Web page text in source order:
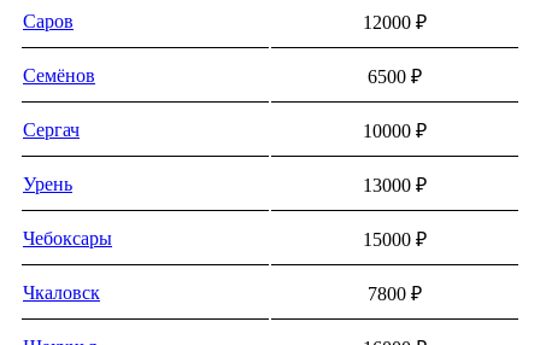
Саров 12000 ₽
Семёнов 6500 ₽
Сергач 10000 ₽
Урень 13000 ₽
Чебоксары 15000 ₽
Чкaловск 7800 ₽